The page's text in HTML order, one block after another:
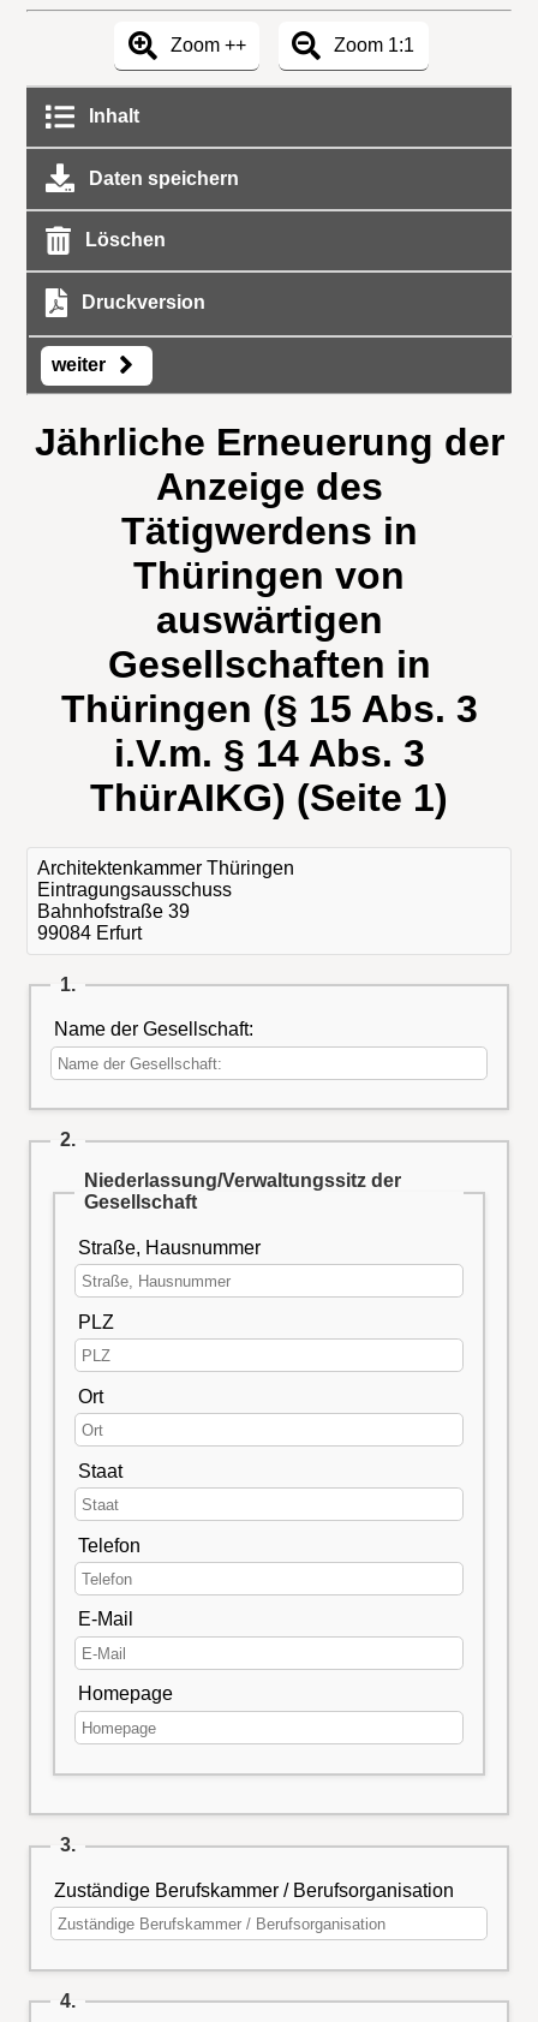
Zoom ++ Zoom 1:1
Inhalt
Daten speichern
Löschen
Druckversion
weiter
Jährliche Erneuerung der
Anzeige des
Tätigwerdens in
Thüringen von
auswärtigen
Gesellschaften in
Thüringen (§ 15 Abs. 3
i.V.m. § 14 Abs. 3
ThürAIKG) (Seite 1)
Architektenkammer Thüringen
Eintragungsausschuss
Bahnhofstraße 39
99084 Erfurt
1.
Name der Gesellschaft:
2.
Niederlassung/Verwaltungssitz der
Gesellschaft
Straße, Hausnummer
PLZ
Ort
Staat
Telefon
E-Mail
Homepage
3.
Zuständige Berufskammer / Berufsorganisation
4.